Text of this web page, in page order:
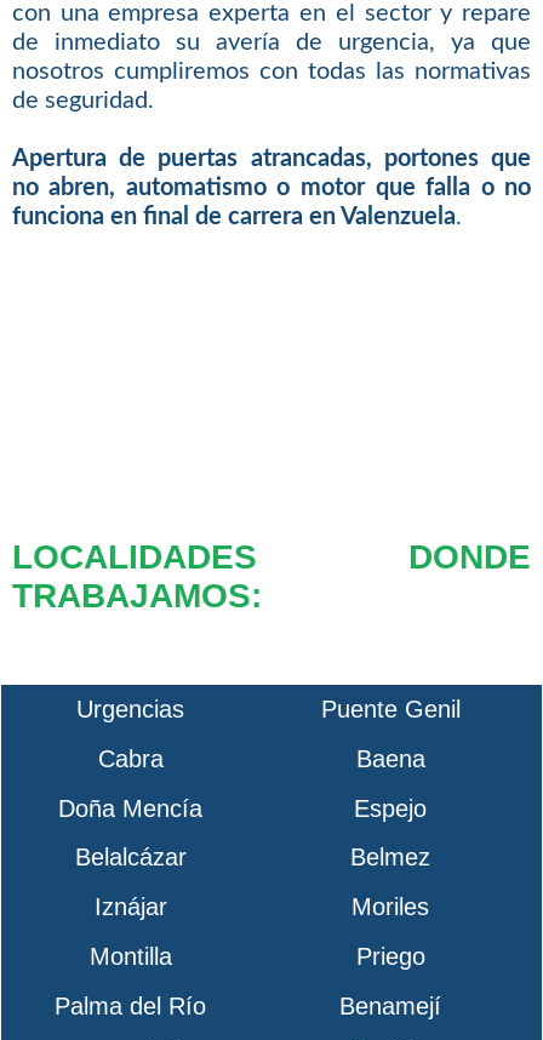
con una empresa experta en el sector y repare
de inmediato su avería de urgencia, ya que
nosotros cumpliremos con todas las normativas
de seguridad.
Apertura de puertas atrancadas, portones que
no abren, automatismo o motor que falla o no
funciona en final de carrera en Valenzuela.
LOCALIDADES DONDE
TRABAJAMOS:
Urgencias
Puente Genil
Cabra
Baena
Doña Mencía
Espejo
Belalcázar
Belmez
Iznájar
Moriles
Montilla
Priego
Palma del Río
Benamejí